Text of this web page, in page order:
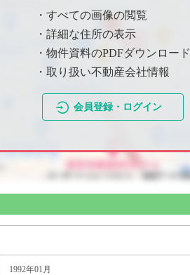
・すべての画像の閲覧
・詳細な住所の表示
・物件資料のPDFダウンロード
・取り扱い不動産会社情報
会員登録・ログイン
1992年01月